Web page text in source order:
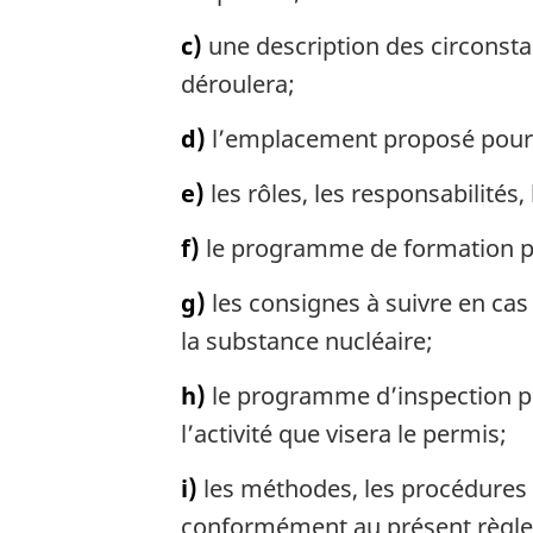
c) une description des
déroulera;
d) l’emplacement proposé
e) les rôles, les
f) le programme de formation
g) les consignes à suivre en
la substance nucléaire;
h) le programme d’inspection
l’activité que visera le permis;
i) les méthodes, les